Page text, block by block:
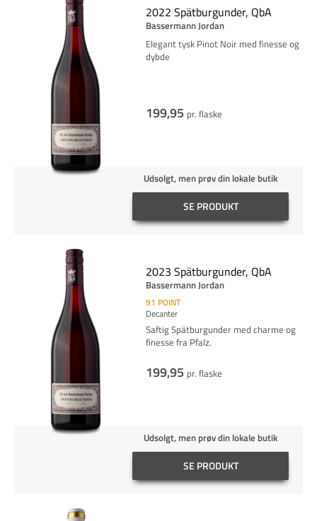
2022 Spätburgunder, QbA
Bassermann Jordan
Elegant tysk Pinot Noir med finesse og
dybde
199,95 pr. flaske
Udsolgt, men prøv din lokale butik
SE PRODUKT
2023 Spätburgunder, QbA
Bassermann Jordan
91 POINT
Decanter
Saftig Spätburgunder med charme og
finesse fra Pfalz.
199,95 pr. flaske
Udsolgt, men prøv din lokale butik
SE PRODUKT